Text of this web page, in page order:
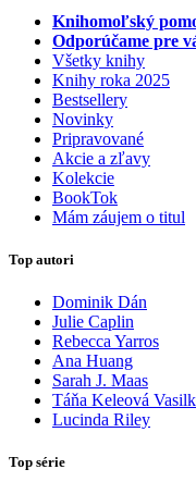
Knihomoľský
Odporúčame pre
Všetky knihy
Knihy roka 2025
Bestsellery
Novinky
Pripravované
Akcie a zľavy
Kolekcie
BookTok
Mám záujem o titul
Top autori
Dominik Dán
Julie Caplin
Rebecca Yarros
Ana Huang
Sarah J. Maas
Táňa Keleová
Lucinda Riley
Top série